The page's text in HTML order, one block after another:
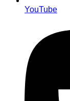
YouTube